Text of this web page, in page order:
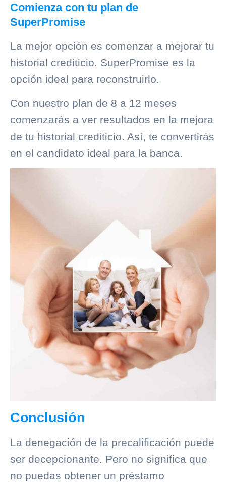
Comienza con tu plan de
SuperPromise
La mejor opción es comenzar a mejorar tu
historial crediticio . SuperPromise es la
opción ideal para reconstruirlo.
Con nuestro plan de 8 a 12 meses
comenzarás a ver resultados en la mejora
de tu historial crediticio. Así, te convertirás
en el candidato ideal para la banca.
Conclusión
La denegación de la precalificación puede
ser decepcionante. Pero no significa que
no puedas obtener un préstamo